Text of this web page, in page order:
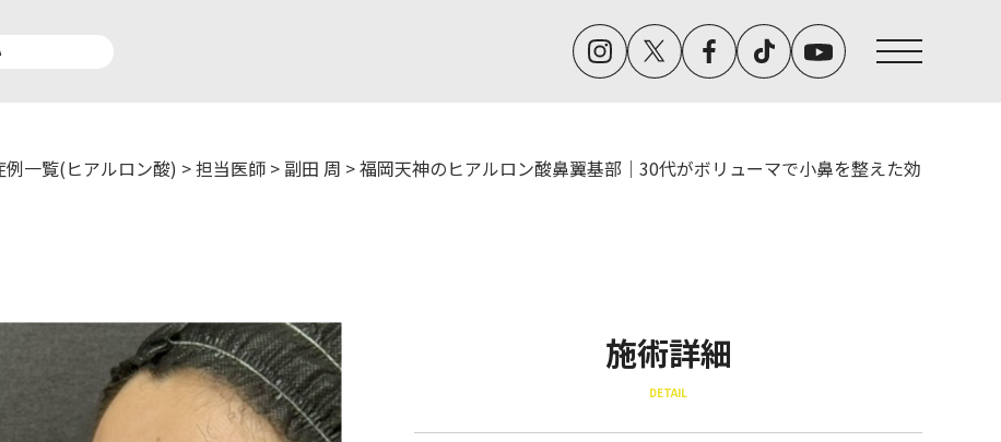
アートメイク症例一覧
クリニック一覧
お問い合わせ
プライバシーポリシー
例一覧(ヒアルロン酸) >担当医師 > 副田 周 >福岡天神のヒアルロン酸鼻翼基部｜30代がボリューマで小鼻を整えた効
施術詳細
DETAIL